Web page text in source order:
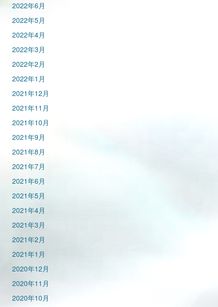
2022年6月
2022年5月
2022年4月
2022年3月
2022年2月
2022年1月
2021年12月
2021年11月
2021年10月
2021年9月
2021年8月
2021年7月
2021年6月
2021年5月
2021年4月
2021年3月
2021年2月
2021年1月
2020年12月
2020年11月
2020年10月